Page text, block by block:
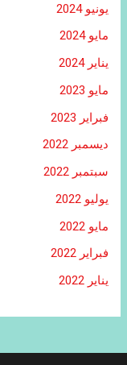
يونيو 2024
مايو 2024
يناير 2024
مايو 2023
فبراير 2023
ديسمبر 2022
سبتمبر 2022
يوليو 2022
مايو 2022
فبراير 2022
يناير 2022